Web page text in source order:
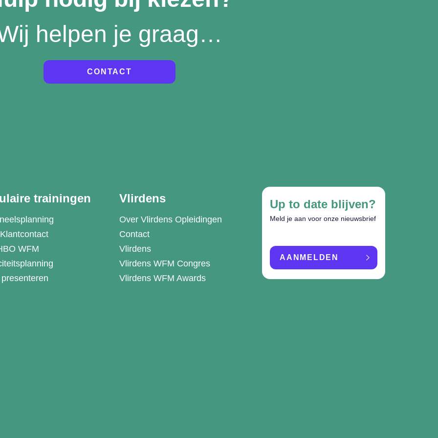
helpen je graag…
CONTACT
trainingen
WFM
Vlirdens
Over Vlirdens Opleidingen
Contact
Vlirdens
Vlirdens WFM Congres
Vlirdens WFM Awards
Up to date blijven?
Meld je aan voor onze nieuwsbrief
AANMELDEN